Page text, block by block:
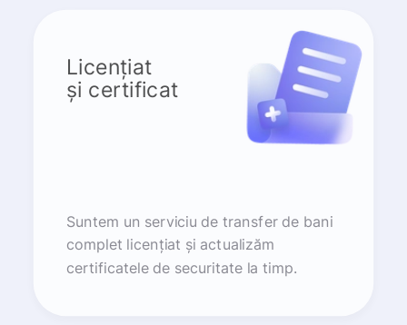
Licențiat
și certificat
Suntem un serviciu de transfer de bani
complet licențiat și actualizăm
certificatele de securitate la timp.